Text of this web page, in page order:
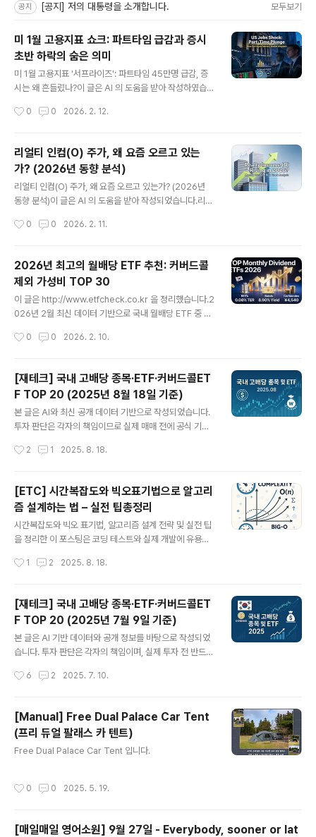
공지 [공지] 저의 대통령을 소개합니다. 모두보기
미 1월 고용지표 쇼크: 파트타임 급감과 증시
초반 하락의 숨은 의미
미 1월 고용지표 '서프라이즈': 파트타임 45만명 급감, 증
시는 왜 흔들렸나?이 글은 AI 의 도움을 받아 작성하였습니
고용보고서가 시장을 뒤흔들었습니다. 가계조사 기준 '경
감해 488만8천명으로 줄었는데요. 2022년 6월 이후 2
년 7개월 만에 최대 감소폭이자 작년 9월 이후 최초로 50
0만명 아래로 떨어진 수치입니다.증시는 이 소식에 발표
직후 급락 출발했지만, 장중 반등 마감. 도대체 무슨 일이
있었던 걸까요? 고용지표의 경제적 의미와 금융시장 반응
줄었다는 건 좋은 신호?🎯 핵심 개념부터'경제적 이유에
0 0 2026. 2. 12.
리얼티 인컴(O) 주가, 왜 요즘 오르고 있는
가? (2026년 동향 분석)
리얼티 인컴(O) 주가, 왜 요즘 오르고 있는가? (2026년
동향 분석)이 글은 AI 의 도움을 받아 작성되었습니다.리얼
당 리츠(부동산 투자신탁)로, 연초부터 주가와 관심도가 동
인컴의 주가 흐름, 오른 이유, 배당 관점, 그리고 리스크까
지 정리해 드리겠습니다.리얼티 인컴이 뭐길래?리얼티 인
컴(Realty Income)은 미국 상장 리츠(부동산 투자신탁)
중에서도 많은 투자자에게 익숙한 이름입니다.주요 특징은
다음과 같습니다.매월 배당 지급: 일반 주식보다 자주 받는
임대 중심: 소매점, 통신시설, 건강·의료시설 등 다양한 ..
0 0 2026. 2. 11.
2026년 최고의 월배당 ETF 추천: 커버드콜
제외 가성비 TOP 30
이 글은 http://www.etfcheck.co.kr 을 정리했습니다.2
026년 2월 최신 데이터 기반으로 국내 월배당 ETF 중 커
습니다.현재가 대비 최근 배당률을 1순위, 연배당률 높음,
÷ 현재가 (배당 수익률 우선)2. 연배당률 (높을수록 우수)
3. 총보수 (낮을수록 우수)데이터 출처: 2026년 2월 10일
국내 월배당 ETF 전체 목록🥇 가성비 1위: TIGER 리츠부
동산인프라현재가: 4,540원 | 총보수: 0.08% | 연배당률:
8.90% | 최근배당: 33원배당수익률: 0.73% (월 기준 최
재가총보수연배당률최..
0 0 2026. 2. 10.
[재테크] 국내 고배당 종목·ETF·커버드콜ET
F TOP 20 (2025년 8월 18일 기준)
본 글은 AI와 최신 공개 데이터 기반으로 작성되었습니다.
투자 판단은 각자의 책임이므로 실제 매매 전에 공식 기업/
자료는 투자 참고용이며, 결과에 대한 책임은 지지 않습니
OP 20씩 정리했습니다. 배당성향, 배당주기, 배당률, 8월
18일 기준 주가와 최근 4회 배당금까지 한 번에 비교하세
요! 알찬 배당주 투자 전략을 원한다면 이 포스팅에서 모두
확인!2025년 8월 18일 기준 국내 고배당 종목·ETF·커버
로 구분하여일반종목(개별주/리츠), ETF(일반/커버드콜)
2 1 2025. 8. 18.
[ETC] 시간복잡도와 빅오표기법으로 알고리
즘 설계하는 법 – 실전 팁총정리
시간복잡도와 빅오 표기법, 알고리즘 설계 전략 및 실전 팁
을 정리한 이 포스팅은 코딩 테스트와 실제 개발에 유용한
해 가독성과 이해도를 높였습니다.시간복잡도와 알고리즘
율적인 개발자가 되려면 반드시 이해해야 할 개념이 바로
시간복잡도(Time Complexity), 그리고 이를 나타내는
빅오 표기법(Big-O Notation)입니다. 오늘은 실제 코딩
테스트와 실무 개발에 꼭 필요한 알고리즘 설계 팁과, 문제
요구사항에 맞는 적절한 알고리즘을 선택하는 방법을 알아
의 성능을 측정하는 지표로, 특정 입력 크기에서 알고리즘
1 2 2025. 8. 18.
[재테크] 국내 고배당 종목·ETF·커버드콜ET
F TOP 20 (2025년 7월 9일 기준)
본 글은 AI 기반 데이터와 공개 정보를 바탕으로 작성되었
습니다. 투자 판단은 각자의 책임이며, 실제 투자 전 반드시
I가 제공하는 정보는 참고용일 뿐, 투자 손실에 대한 책임을
정보를 포함했습니다.1. 일반종목1-1. 일반 개별주 (코스피/
코스닥)월배당국내 상장 개별주 중 월배당을 실시하는 종
목은 현재 없습니다.분기배당 상위 20종목순위종목명시장
014,450, 14,450, 14,450, 14,4502한샘코스..
6 2 2025. 7. 10.
[Manual] Free Dual Palace Car Tent
(프리 듀얼 팔래스 카 텐트)
Free Dual Palace Car Tent 입니다.
0 0 2025. 5. 19.
[매일매일 영어소원] 9월 27일 - Everybody, sooner or lat